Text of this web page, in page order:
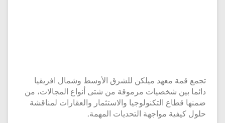
تجمع قمة معهد ميلكن للشرق الأوسط وشمال افريقيا
دائما بين شخصيات مرموقة من شتى أنواع المجالات، من
ضمنها قطاع التكنولوجيا والاستثمار والعقارات لمناقشة
حلول كيفية مواجهة التحديات المهمة.